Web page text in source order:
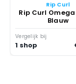
Rip Curl
Rip Curl Omega
Blauw
Vergelijk bij
1 shop